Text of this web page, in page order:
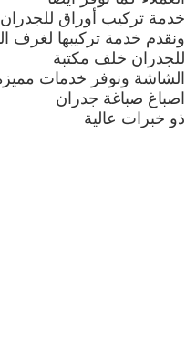
خدمة تركيب أوراق
ونقدم خدمة تركيبها لغرف
للجدران خلف مكتبة
الشاشة ونوفر خدمات
اصباغ صباغة جدران
ذو خبرات عالية